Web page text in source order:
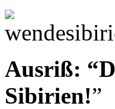
Ausriß:
Sibirien!”